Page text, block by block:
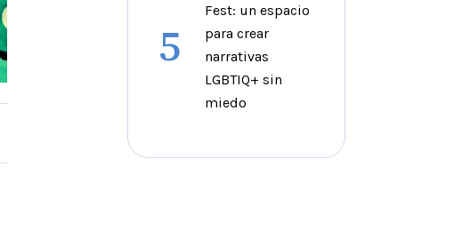
5
Fest: un espacio
para crear
narrativas
LGBTIQ+ sin
miedo